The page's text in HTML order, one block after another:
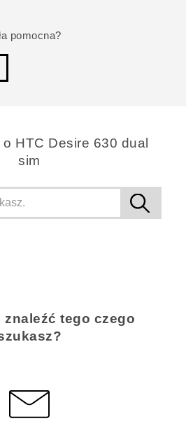
pomocna?
HTC Desire 630 dual
sim
znaleźć tego czego